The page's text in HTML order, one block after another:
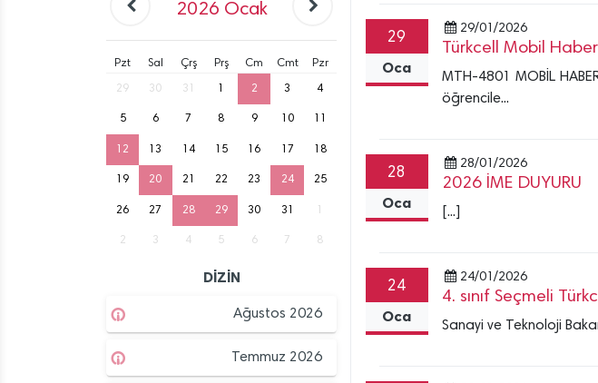
2026 Ocak
Pzt Sal Çrş Prş Cm Cmt Pzr
29 30 31 2 3 4
5 6 7 8 9 10
12 13 14 15 16 17 18
19 20 21 22 23 24 25
26 27 28 29 30 31
2 3 4 5 6 7 8
DİZİN
Ağustos 2026
Temmuz 2026
29
Oca
29/01/2026
Türkcell Mobil
MTH-4801 MOBİL
öğrencile...
28
Oca
28/01/2026
2026 İME DUYURU
[...]
24
Oca
24/01/2026
4. sınıf Seçmeli
Sanayi ve Teknoloji